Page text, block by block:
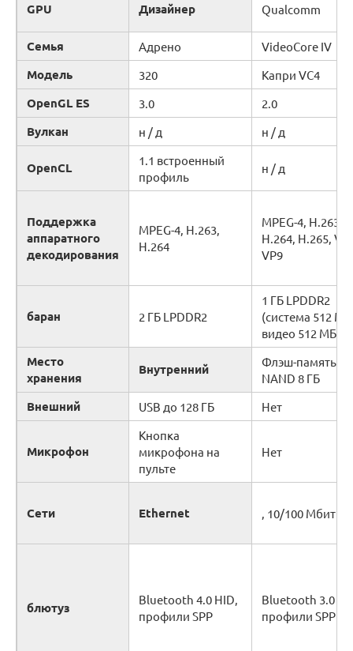
GPU Дизайнер Qualcomm
Семья Адрено VideoCore IV
Модель 320 Капри VC4
OpenGL ES 3.0 2.0
Вулкан н / д н / д
OpenCL
1.1 встроенный
профиль
н / д
Поддержка
аппаратного
декодирования
MPEG-4, H.263,
H.264
MPEG-4, H.263,
H.264, H.265,
VP9
баран 2 ГБ LPDDR2
1 ГБ LPDDR2
(система 512
видео 512 МБ)
Место
хранения
Внутренний
Флэш-память
NAND 8 ГБ
Внешний USB до 128 ГБ Нет
Микрофон
Кнопка
микрофона на
пульте
Нет
Сети Ethernet , 10/100 Мбит / с
блютуз
Bluetooth 4.0 HID,
профили SPP
Bluetooth 3.0
профили SPP